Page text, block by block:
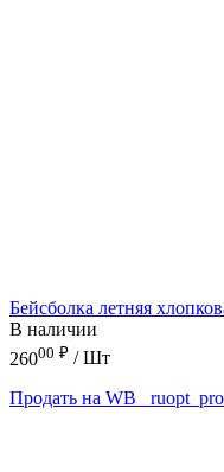
Бейсболка летняя
В наличии
26000 ₽ / Шт
Продать на WB